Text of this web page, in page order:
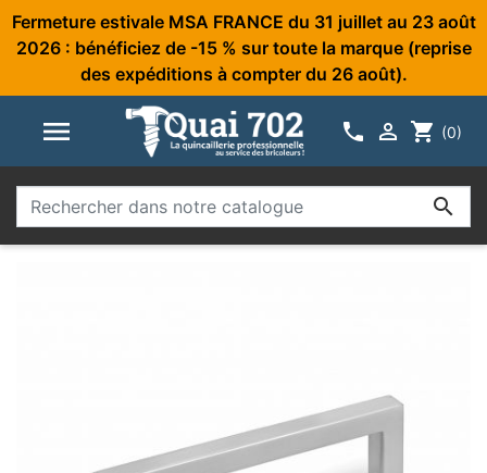
Fermeture estivale MSA FRANCE du 31 juillet au 23 août
2026 : bénéficiez de -15 % sur toute la marque (reprise
des expéditions à compter du 26 août).
   shopping_cart (0)
